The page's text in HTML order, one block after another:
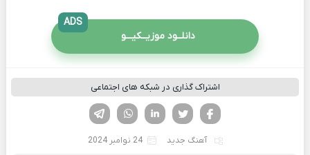
دانلــود موزیــکیـــو
ADS
اشتراک گذاری در شبکه های اجتماعی
لینکدین تویتر
فیسوک
آهنگ جدید 24 نوامبر 2024